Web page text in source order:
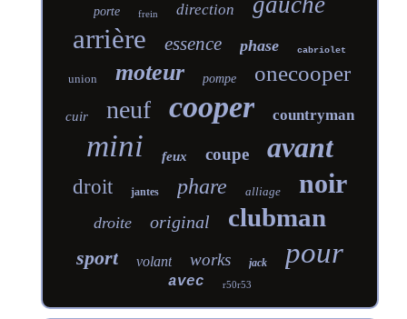
porte frein direction
arrière essence phase cabriolet
union moteur pompe onecooper
cuir neuf cooper countryman
mini feux coupe avant
droit jantes phare alliage noir
droite original clubman
sport volant works jack pour
avec r50r53